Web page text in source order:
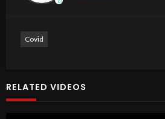
Covid
RELATED VIDEOS